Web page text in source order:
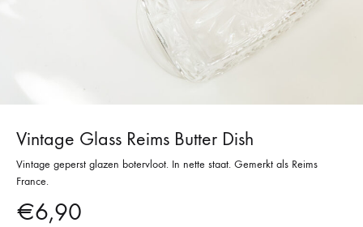
Vintage Glass Reims Butter Dish
Vintage geperst glazen botervloot. In nette staat. Gemerkt als Reims
France.
€6,90